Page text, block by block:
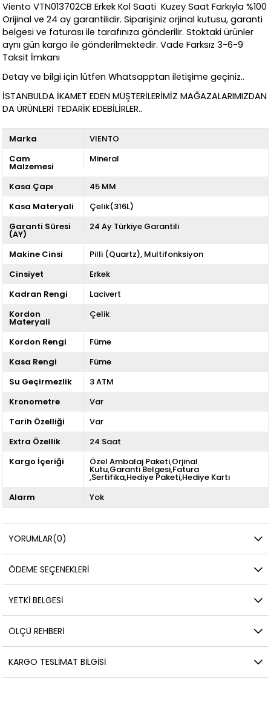
Viento VTN013702CB Erkek Kol Saati Kuzey Saat Farkıyla %100
Orijinal ve 24 ay garantilidir. Siparişiniz orjinal kutusu, garanti
belgesi ve faturası ile tarafınıza gönderilir. Stoktaki ürünler
aynı gün kargo ile gönderilmektedir. Vade Farksız 3-6-9
Taksit İmkanı
Detay ve bilgi için lütfen Whatsapptan iletişime geçiniz..
İSTANBULDA İKAMET EDEN MÜŞTERİLERİMİZ MAĞAZALARIMIZDAN
DA ÜRÜNLERİ TEDARİK EDEBİLİRLER..
Marka
VIENTO
Cam
Malzemesi
Mineral
Kasa Çapı
45 MM
Kasa Materyali
Çelik(316L)
Garanti Süresi
(AY)
24 Ay Türkiye Garantili
Makine Cinsi Pilli (Quartz) Multifonksiyon
Cinsiyet
Erkek
Kadran Rengi
Lacivert
Kordon
Materyali
Çelik
Kordon Rengi
Füme
Kasa Rengi
Füme
Su Geçirmezlik
3 ATM
Kronometre
Var
Tarih Özelliği
Var
Extra Özellik
24 Saat
Kargo İçeriği
Özel Ambalaj Paketi,Orjinal
Kutu,Garanti Belgesi,Fatura
,Sertifika,Hediye Paketi,Hediye Kartı
Alarm
Yok
YORUMLAR(0)
ÖDEME SEÇENEKLERI
YETKİ BELGESİ
ÖLÇÜ REHBERI
KARGO TESLIMAT BILGISI